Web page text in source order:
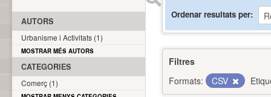
Ordenar resultats per
Filtres
Formats:
CSV
AUTORS
Urbanisme i Activitats (1)
MOSTRAR MÉS AUTORS
CATEGORIES
Comerç (1)